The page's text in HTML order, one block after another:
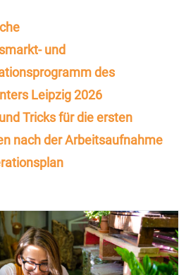
und
des
Leipzig 2026
Tricks für die ersten
nach der Arbeitsaufnahme